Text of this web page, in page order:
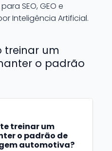
SEO, GEO e
Inteligência Artificial.
treinar um
o padrão
treinar um
o padrão de
automotiva?